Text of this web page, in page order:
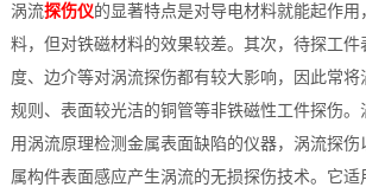
涡流探伤仪的显著特点是对导电材料就能起作
料，但对铁磁材料的效果较差。其次，待探工
度、边介等对涡流探伤都有较大影响，因此常
规则、表面较光洁的铜管等非铁磁性工件探伤。
用涡流原理检测金属表面缺陷的仪器，涡流探
属构件表面感应产生涡流的无损探伤技术。它